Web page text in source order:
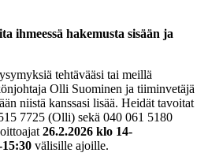
ihmeessä hakemusta sisään ja
tehtävääsi tai meillä
Olli Suominen ja tiiminvetäjä
niistä kanssasi lisää. Heidät tavoitat
7725 (Olli) sekä 040 061 5180
26.2.2026 klo 14-
välisille ajoille.